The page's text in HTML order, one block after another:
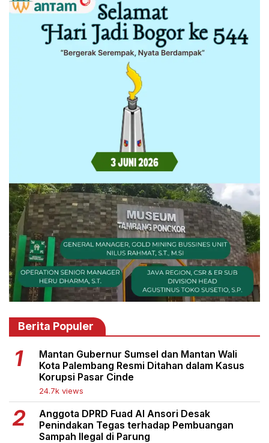
Berita Populer
Mantan Gubernur Sumsel dan Mantan Wali
Kota Palembang Resmi Ditahan dalam Kasus
Korupsi Pasar Cinde
24.7k views
Anggota DPRD Fuad Al Ansori Desak
Penindakan Tegas terhadap Pembuangan
Sampah Ilegal di Parung